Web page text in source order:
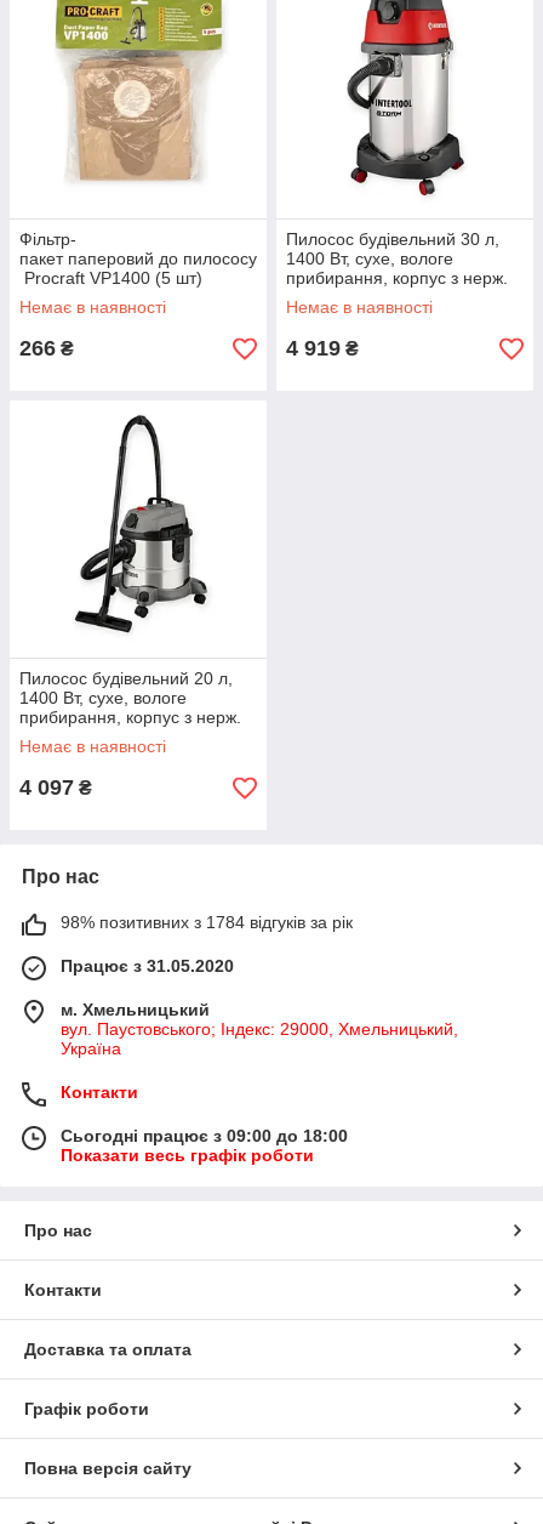
Фільтр-
пакет паперовий до пилососу
Procraft VP1400 (5 шт)
Немає в наявності
266 ₴
Пилосос будівельний 30 л,
1400 Вт, сухе, вологе
прибирання, корпус з нерж.
стали Storm Intertool
Немає в наявності
4 919 ₴
Пилосос будівельний 20 л,
1400 Вт, сухе, вологе
прибирання, корпус з нерж.
стали INTERTOOL
Немає в наявності
4 097 ₴
Про нас
98% позитивних з 1784 відгуків за рік
Працює з 31.05.2020
м. Хмельницький
вул. Паустовського; Індекс: 29000, Хмельницький,
Україна
Контакти
Сьогодні працює з 09:00 до 18:00
Показати весь графік роботи
Про нас
Контакти
Доставка та оплата
Графік роботи
Повна версія сайту